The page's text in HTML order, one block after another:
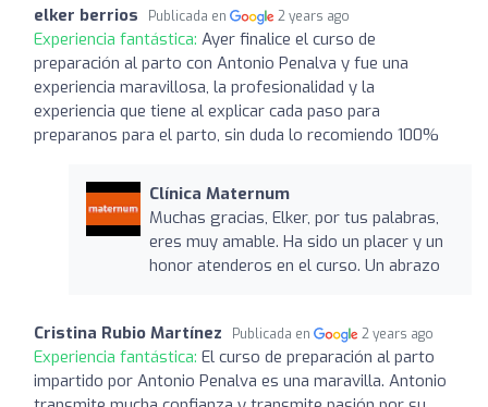
elker berrios Publicada en 2 years ago
Experiencia fantástica: Ayer finalice el curso de
preparación al parto con Antonio Penalva y fue una
experiencia maravillosa, la profesionalidad y la
experiencia que tiene al explicar cada paso para
preparanos para el parto, sin duda lo recomiendo 100%
Clínica Maternum
Muchas gracias, Elker, por tus palabras,
eres muy amable. Ha sido un placer y un
honor atenderos en el curso. Un abrazo
Cristina Rubio Martínez Publicada en 2 years ago
Experiencia fantástica: El curso de preparación al parto
impartido por Antonio Penalva es una maravilla. Antonio